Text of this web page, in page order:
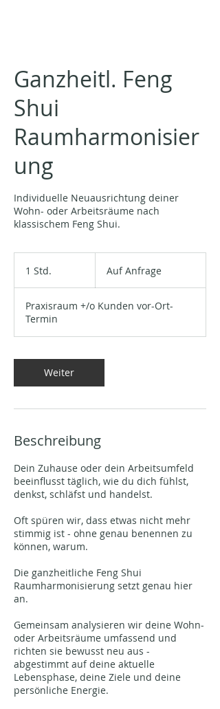
Ganzheitl. Feng
Shui
Raumharmonisier
ung
Individuelle Neuausrichtung deiner
Wohn- oder Arbeitsräume nach
klassischem Feng Shui.
1 Std.
d
Auf Anfrage
Praxisraum +/o Kunden vor-Ort-
Termin
Weiter
Beschreibung
Dein Zuhause oder dein Arbeitsumfeld
beeinflusst täglich, wie du dich fühlst,
denkst, schläfst und handelst.
Oft spüren wir, dass etwas nicht mehr
stimmig ist - ohne genau benennen zu
können, warum.
Die ganzheitliche Feng Shui
Raumharmonisierung setzt genau hier
an.
Gemeinsam analysieren wir deine Wohn-
oder Arbeitsräume umfassend und
richten sie bewusst neu aus -
abgestimmt auf deine aktuelle
Lebensphase, deine Ziele und deine
persönliche Energie.